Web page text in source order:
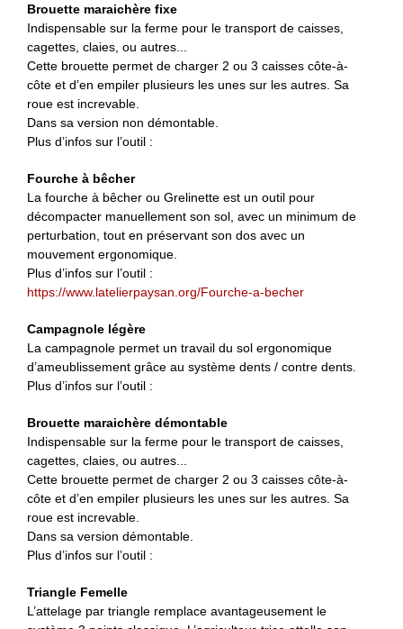
Brouette maraichère fixe
Indispensable sur la ferme pour le transport de caisses,
cagettes, claies, ou autres...
Cette brouette permet de charger 2 ou 3 caisses côte-à-
côte et d’en empiler plusieurs les unes sur les autres. Sa
roue est increvable.
Dans sa version non démontable.
Plus d’infos sur l’outil :
Fourche à bêcher
La fourche à bêcher ou Grelinette est un outil pour
décompacter manuellement son sol, avec un minimum de
perturbation, tout en préservant son dos avec un
mouvement ergonomique.
Plus d’infos sur l’outil :
https://www.latelierpaysan.org/Fourche-a-becher
Campagnole légère
La campagnole permet un travail du sol ergonomique
d’ameublissement grâce au système dents / contre dents.
Plus d’infos sur l’outil :
Brouette maraichère démontable
Indispensable sur la ferme pour le transport de caisses,
cagettes, claies, ou autres...
Cette brouette permet de charger 2 ou 3 caisses côte-à-
côte et d’en empiler plusieurs les unes sur les autres. Sa
roue est increvable.
Dans sa version démontable.
Plus d’infos sur l’outil :
Triangle Femelle
L’attelage par triangle remplace avantageusement le